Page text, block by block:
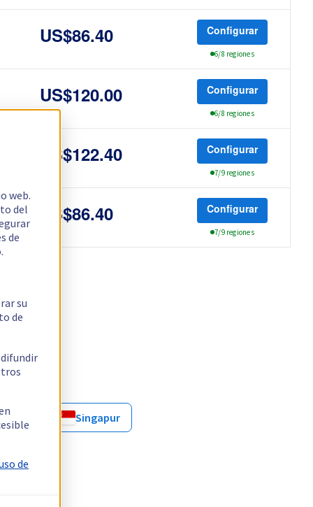
US$86.40 Configurar
6/8 regiones
US$120.00 Configurar
6/8 regiones
US$122.40 Configurar
7/9 regiones
US$86.40 Configurar
7/9 regiones
Singapur
web.
del
de
su
de
difundir
de